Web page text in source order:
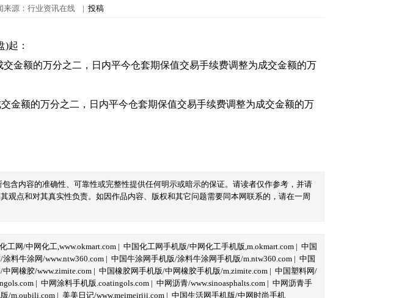
源：行业资讯在线 | 投稿
)起：
金额的万分之二，日内平今仓套期保值交易手续费调整为成交金额的万
金额的万分之二，日内平今仓套期保值交易手续费调整为成交金额的万
含内容的准确性、可靠性或完整性提供任何明示或暗示的保证。请读者仅作参考，并请
点和对其真实性负责。如因作品内容、版权和其它问题需要同本网联系的，请在一周
工网/中网化工,www.okmart.com | 中国化工网手机版/中网化工手机版,m.okmart.com | 中国
料牛涂网/www.ntw360.com | 中国牛涂网手机版/涂料牛涂网手机版/m.ntw360.com | 中国
网橡胶/www.zimite.com | 中国橡胶网手机版/中网橡胶手机版/m.zimite.com | 中国塑料网/
| 中网涂料手机版.coatingols.com | 中网沥青/www.sinoasphalts.com | 中网沥青手
/m.oubili.com | 美美日记/www.meimeiriji.com | 中国生活网手机版/中网时尚手机